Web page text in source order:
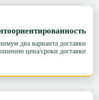
два варианта доставки
цена/сроки доставки